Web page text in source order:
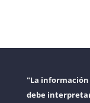
"La
debe